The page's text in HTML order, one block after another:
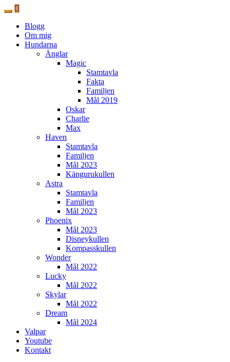
Blogg
Om mig
Hundarna
Änglar
Magic
Stamtavla
Fakta
Familjen
Mål 2019
Oskar
Charlie
Max
Haven
Stamtavla
Familjen
Mål 2023
Kängurukullen
Astra
Stamtavla
Familjen
Mål 2023
Phoenix
Mål 2023
Disneykullen
Kompasskullen
Wonder
Mål 2022
Lucky
Mål 2022
Skylar
Mål 2022
Dream
Mål 2024
Valpar
Youtube
Kontakt